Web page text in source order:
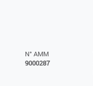
N° AMM
9000287